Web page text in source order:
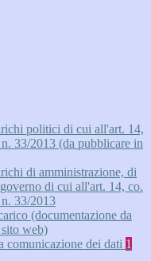
politici di cui all'art. 14,
33/2013 (da pubblicare in
di amministrazione, di
di cui all'art. 14, co.
33/2013
(documentazione da
web)
comunicazione dei dati 1